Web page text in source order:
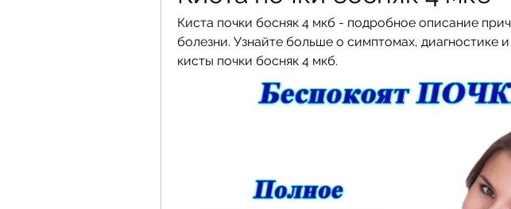
Киста почки босняк 4 мкб - подробное описание
болезни. Узнайте больше о симптомах, диагностике
кисты почки босняк 4 мкб.